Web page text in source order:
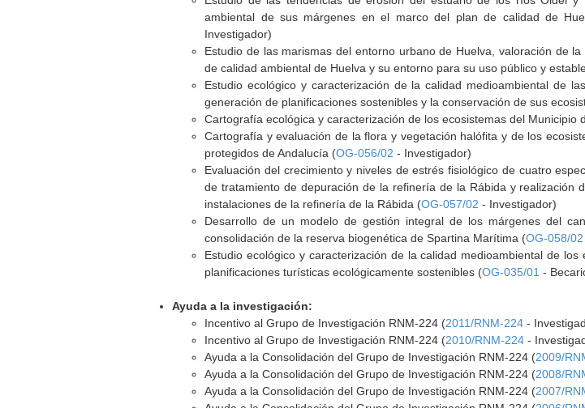
ambiental de sus márgenes en el marco del plan de calidad de
Investigador)
Estudio de las marismas del entorno urbano de Huelva, valoración de
de calidad ambiental de Huelva y su entorno para su uso público y
Estudio ecológico y caracterización de la calidad medioambiental de
generación de planificaciones sostenibles y la conservación de sus
Cartografía ecológica y caracterización de los ecosistemas del
Cartografía y evaluación de la flora y vegetación halófita y de los
protegidos de Andalucía (OG-056/02 - Investigador)
Evaluación del crecimiento y niveles de estrés fisiológico de cuatro
de tratamiento de depuración de la refinería de la Rábida y
instalaciones de la refinería de la Rábida (OG-057/02 - Investigador)
Desarrollo de un modelo de gestión integral de los márgenes del
consolidación de la reserva biogenética de Spartina Marítima (OG-058/02
Estudio ecológico y caracterización de la calidad medioambiental de
planificaciones turísticas ecológicamente sostenibles (OG-035/01 -
Ayuda a la investigación:
Incentivo al Grupo de Investigación RNM-224 (2011/RNM-224 -
Incentivo al Grupo de Investigación RNM-224 (2010/RNM-224 -
Ayuda a la Consolidación del Grupo de Investigación RNM-224 (2009/
Ayuda a la Consolidación del Grupo de Investigación RNM-224 (2008/
Ayuda a la Consolidación del Grupo de Investigación RNM-224 (2007/